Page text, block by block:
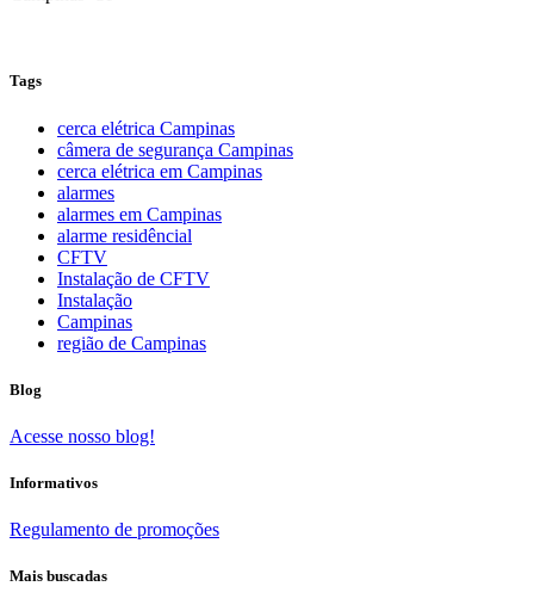
Tags
cerca elétrica Campinas
câmera de segurança Campinas
cerca elétrica em Campinas
alarmes
alarmes em Campinas
alarme residêncial
CFTV
Instalação de CFTV
Instalação
Campinas
região de Campinas
Blog
Acesse nosso blog!
Informativos
Regulamento de promoções
Mais buscadas